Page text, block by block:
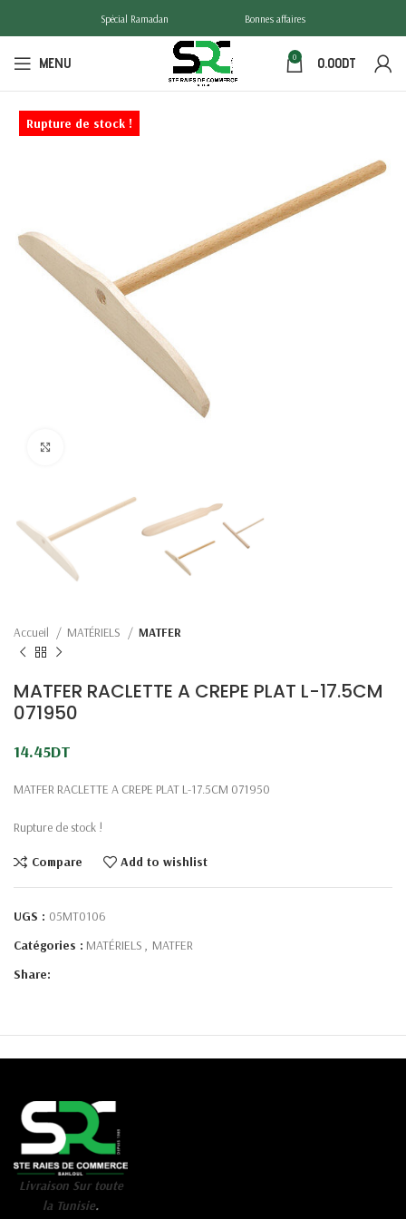
Spécial Ramadan Bonnes affaires
MENU 0 0.00DT
Rupture de stock !
Accueil MATÉRIELS MATFER
MATFER RACLETTE A CREPE PLAT L-17.5CM
071950
14.45DT
MATFER RACLETTE A CREPE PLAT L-17.5CM 071950
Rupture de stock !
Compare Add to wishlist
UGS : 05MT0106
Catégories : MATÉRIELS , MATFER
Share:
Livraison Sur toute
la Tunisie.